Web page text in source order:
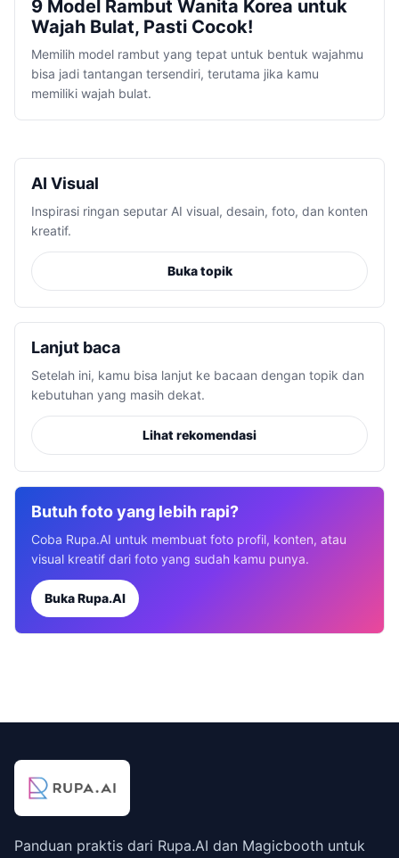
9 Model Rambut Wanita Korea untuk
Wajah Bulat, Pasti Cocok!
Memilih model rambut yang tepat untuk bentuk wajahmu
bisa jadi tantangan tersendiri, terutama jika kamu
memiliki wajah bulat.
AI Visual
Inspirasi ringan seputar AI visual, desain, foto, dan konten
kreatif.
Buka topik
Lanjut baca
Setelah ini, kamu bisa lanjut ke bacaan dengan topik dan
kebutuhan yang masih dekat.
Lihat rekomendasi
Butuh foto yang lebih rapi?
Coba Rupa.AI untuk membuat foto profil, konten, atau
visual kreatif dari foto yang sudah kamu punya.
Buka Rupa.AI
Panduan praktis dari Rupa.AI dan Magicbooth untuk